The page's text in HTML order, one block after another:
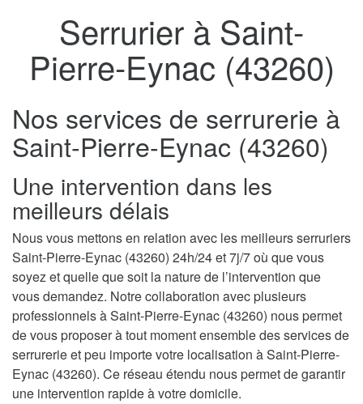
Serrurier à Saint-
Pierre-Eynac (43260)
Nos services de serrurerie à
Saint-Pierre-Eynac (43260)
Une intervention dans les
meilleurs délais
Nous vous mettons en relation avec les meilleurs serruriers
Saint-Pierre-Eynac (43260) 24h/24 et 7j/7 où que vous
soyez et quelle que soit la nature de l’intervention que
vous demandez. Notre collaboration avec plusieurs
professionnels à Saint-Pierre-Eynac (43260) nous permet
de vous proposer à tout moment ensemble des services de
serrurerie et peu importe votre localisation à Saint-Pierre-
Eynac (43260). Ce réseau étendu nous permet de garantir
une intervention rapide à votre domicile.